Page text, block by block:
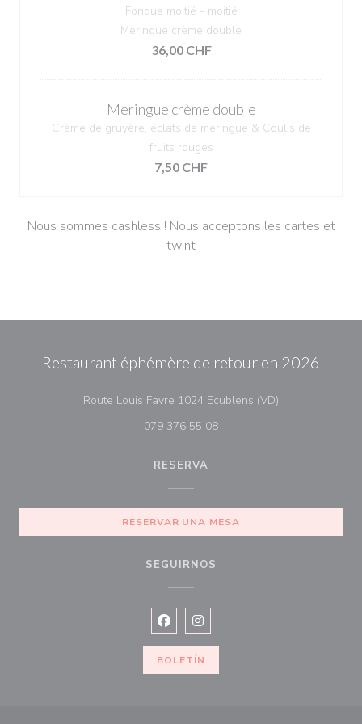
Fondue moitié - moitié
Meringue crème double
36,00 CHF
Meringue crème double
Crème de gruyère, éclats de meringue & Coulis de
fruits rouges
7,50 CHF
Nous sommes cashless ! Nous acceptons les cartes et
twint
Restaurant éphémère de retour en 2026
Route Louis Favre 1024 Ecublens (VD)
079 376 55 08
RESERVA
RESERVAR UNA MESA
SEGUIRNOS
Facebook ((abre en una nueva
Instagram ((abre en una
BOLETÍN